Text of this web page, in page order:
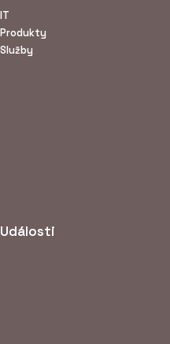
IT
Produkty
Služby
Události